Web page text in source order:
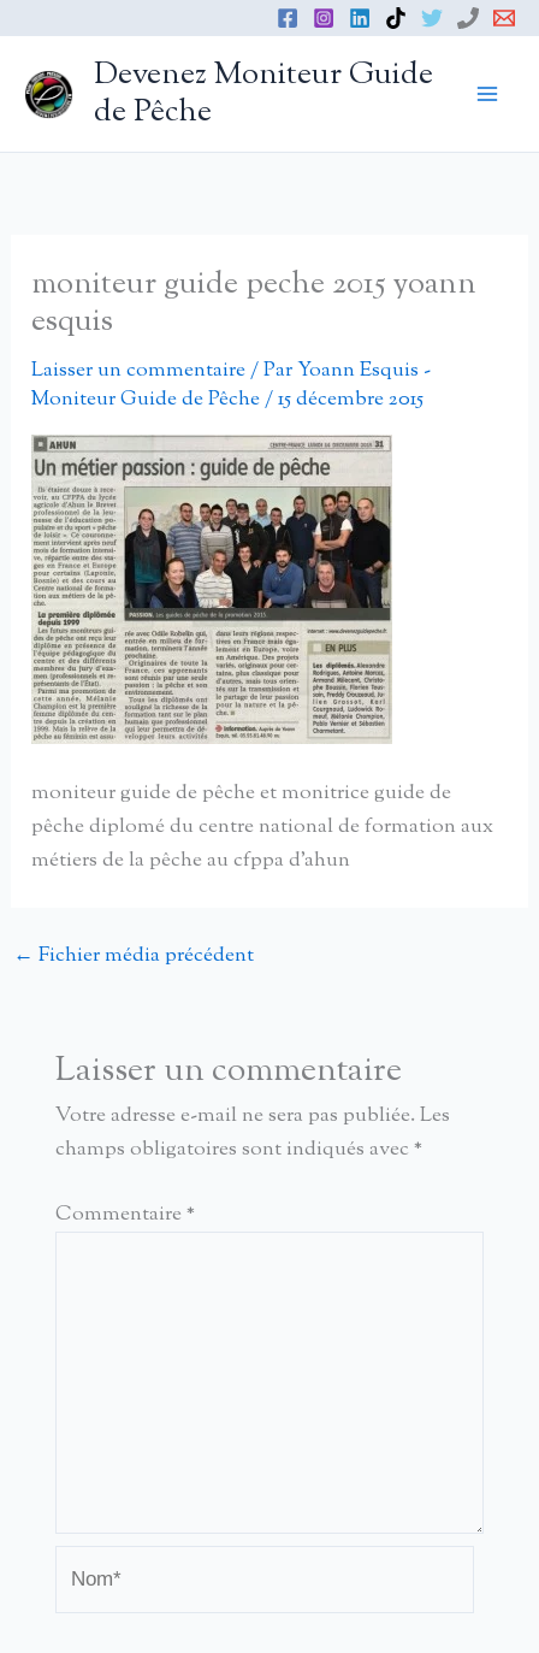
contenu
Devenez Moniteur Guide
de Pêche
moniteur guide peche 2015 yoann
esquis
Laisser un commentaire/ ParYoann Esquis -
Moniteur Guide de Pêche/15 décembre 2015
moniteur guide de pêche et monitrice guide de
pêche diplomé du centre national de formation aux
métiers de la pêche au cfppa d’ahun
← Fichier média précédent
Laisser un commentaire
Votre adresse e-mail ne sera pas publiée. Les
champs obligatoires sont indiqués avec *
Commentaire *